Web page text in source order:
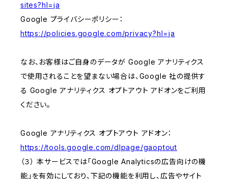
sites?hl=ja
Google プライバシーポリシー：
https://policies.google.com/privacy?hl=ja
なお、お客様はご自身のデータが Google アナリティクス
で使用されることを望まない場合は、Google 社の提供す
る Google アナリティクス オプトアウト アドオンをご利用
ください。
Google アナリティクス オプトアウト アドオン：
https://tools.google.com/dlpage/gaoptout
（３） 本サービスでは「Google Analyticsの広告向けの機
能」を有効にしており、下記の機能を利用し、広告やサイト